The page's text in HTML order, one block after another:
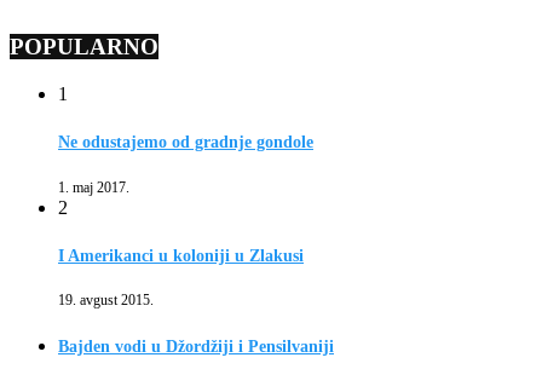
POPULARNO
1
Ne odustajemo od gradnje gondole
1. maj 2017.
2
I Amerikanci u koloniji u Zlakusi
19. avgust 2015.
Bajden vodi u Džordžiji i Pensilvaniji